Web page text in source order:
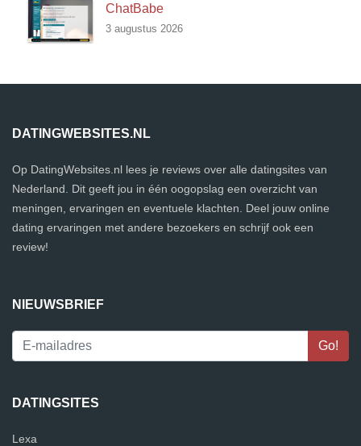
ChatBabe
3 augustus 2026
DATINGWEBSITES.NL
Op DatingWebsites.nl lees je reviews over alle datingsites van
Nederland. Dit geeft jou in één oogopslag een overzicht van
meningen, ervaringen en eventuele klachten. Deel jouw online
dating ervaringen met andere bezoekers en schrijf ook een
review!
NIEUWSBRIEF
DATINGSITES
Lexa